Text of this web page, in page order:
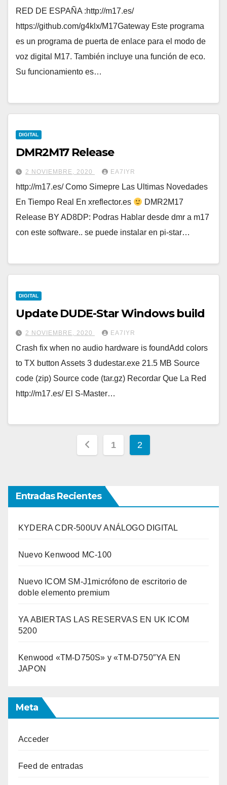
RED DE ESPAÑA :http://m17.es/
https://github.com/g4klx/M17Gateway Este programa
es un programa de puerta de enlace para el modo de
voz digital M17. También incluye una función de eco.
Su funcionamiento es…
DIGITAL
DMR2M17 Release
2 NOVIEMBRE, 2020 EA7IYR
http://m17.es/ Como Simepre Las Ultimas Novedades
En Tiempo Real En xreflector.es
DMR2M17
Release BY AD8DP: Podras Hablar desde dmr a m17
con este software.. se puede instalar en pi-star…
DIGITAL
Update DUDE-Star Windows build
2 NOVIEMBRE, 2020 EA7IYR
Crash fix when no audio hardware is foundAdd colors
to TX button Assets 3 dudestar.exe 21.5 MB Source
code (zip) Source code (tar.gz) Recordar Que La Red
http://m17.es/ El S-Master…
Paginación
entradas
1 2
Entradas Recientes
KYDERA CDR-500UV ANÁLOGO DIGITAL
Nuevo Kenwood MC-100
Nuevo ICOM SM-J1micrófono de escritorio de
doble elemento premium
YA ABIERTAS LAS RESERVAS EN UK ICOM
5200
Kenwood «TM-D750S» y «TM-D750″YA EN
JAPON
Meta
Acceder
Feed de entradas